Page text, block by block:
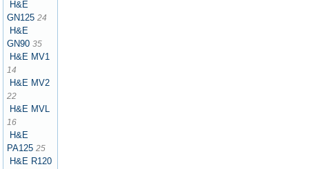
H&E
GN125 24
H&E
GN90 35
H&E MV1
14
H&E MV2
22
H&E MVL
16
H&E
PA125 25
H&E R120